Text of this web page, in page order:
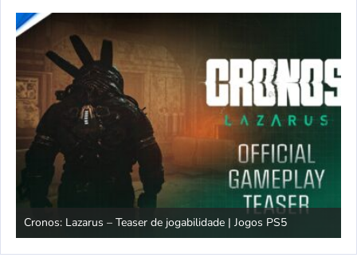
Cronos: Lazarus – Teaser de jogabilidade | Jogos PS5